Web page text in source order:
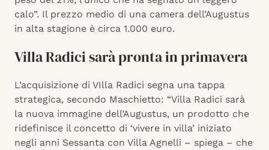
calo”. Il prezzo medio di una camera dell’Augustus
in alta stagione è circa 1.000 euro.
Villa Radici sarà pronta in primavera
L’acquisizione di VIlla Radici segna una tappa
strategica, secondo Maschietto: “Villa Radici sarà
la nuova immagine dell’Augustus, un prodotto che
ridefinisce il concetto di ‘vivere in villa’ iniziato
negli anni Sessanta con Villa Agnelli – spiega – che